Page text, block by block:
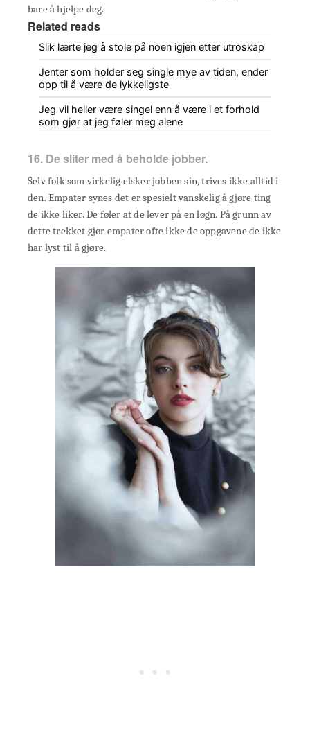
bare å hjelpe deg.
Related reads
Slik lærte jeg å stole på noen igjen etter utroskap
Jenter som holder seg single mye av tiden, ender
opp til å være de lykkeligste
Jeg vil heller være singel enn å være i et forhold
som gjør at jeg føler meg alene
16. De sliter med å beholde jobber.
Selv folk som virkelig elsker jobben sin, trives ikke alltid i
den. Empater synes det er spesielt vanskelig å gjøre ting
de ikke liker. De føler at de lever på en løgn. På grunn av
dette trekket gjør empater ofte ikke de oppgavene de ikke
har lyst til å gjøre.